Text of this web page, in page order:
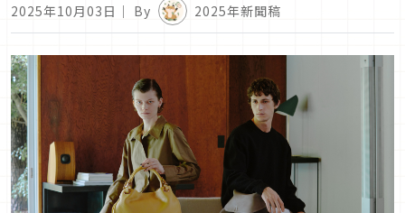
2025年10月03日 ｜ By 2025年新聞稿